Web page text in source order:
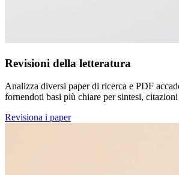
Revisioni della letteratura
Analizza diversi paper di ricerca e PDF
fornendoti basi più chiare per sintesi,
Revisiona i paper